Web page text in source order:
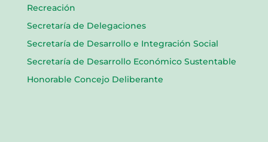
Recreación
Secretaría de Delegaciones
Secretaría de Desarrollo e Integración Social
Secretaría de Desarrollo Económico Sustentable
Honorable Concejo Deliberante